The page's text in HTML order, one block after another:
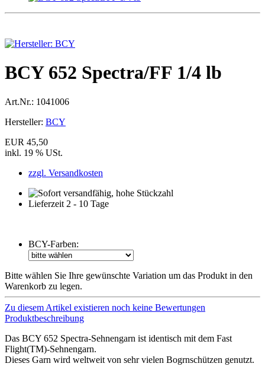
BCY 652 Spectra/FF 1/4 lb
Art.Nr.: 1041006
Hersteller: BCY
EUR 45,50
inkl. 19 % USt.
zzgl. Versandkosten
Lieferzeit 2 - 10 Tage
BCY-Farben:
Bitte wählen Sie Ihre gewünschte Variation um das Produkt in den
Warenkorb zu legen.
Zu diesem Artikel existieren noch keine Bewertungen
Produktbeschreibung
Das BCY 652 Spectra-Sehnengarn ist identisch mit dem Fast
Flight(TM)-Sehnengarn.
Dieses Garn wird weltweit von sehr vielen Bogrnschützen genutzt.